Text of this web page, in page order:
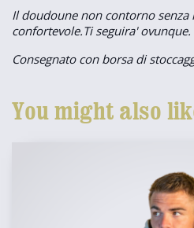
Il doudoune non contorno senza
confortevole.Ti seguira' ovunque.
Consegnato con borsa di
You might also